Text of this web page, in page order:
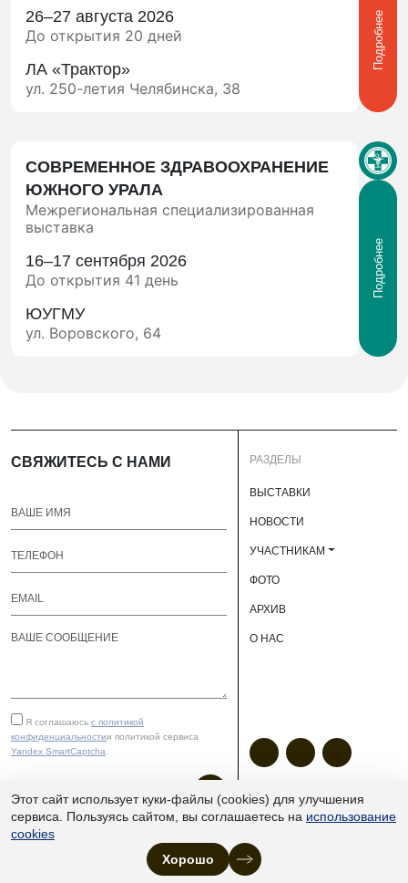
26–27 августа 2026
До открытия 20 дней
ЛА «Трактор»
ул. 250-летия Челябинска, 38
Подробнее
СОВРЕМЕННОЕ ЗДРАВООХРАНЕНИЕ
ЮЖНОГО УРАЛА
Межрегиональная специализированная
выставка
16–17 сентября 2026
До открытия 41 день
ЮУГМУ
ул. Воровского, 64
Подробнее
СВЯЖИТЕСЬ С НАМИ
Я соглашаюсь с политикой
конфиденциальностии политикой сервиса
Yandex SmartCaptcha
РАЗДЕЛЫ
ВЫСТАВКИ
НОВОСТИ
УЧАСТНИКАМ
ФОТО
АРХИВ
О НАС
ЮУКВЦ «Экспочел» | ©
2013–2026
Этот сайт использует куки-файлы (cookies) для улучшения
сервиса. Пользуясь сайтом, вы соглашаетесь на использование
cookies
Хорошо